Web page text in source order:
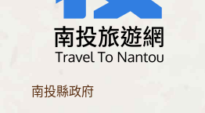
南投縣政府